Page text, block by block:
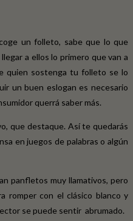
un folleto, sabe que lo que
a ellos lo primero que van a
quien sostenga tu folleto se lo
un buen eslogan es necesario
querrá saber más.
que destaque. Así te quedarás
en juegos de palabras o algún
panfletos muy llamativos, pero
romper con el clásico blanco y
se puede sentir abrumado.